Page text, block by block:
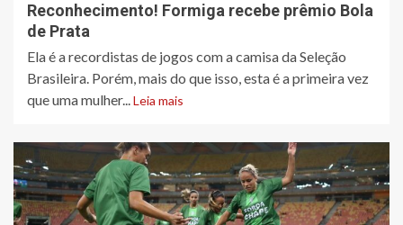
Reconhecimento! Formiga recebe prêmio Bola
de Prata
Ela é a recordistas de jogos com a camisa da Seleção
Brasileira. Porém, mais do que isso, esta é a primeira vez
que uma mulher...Leia mais